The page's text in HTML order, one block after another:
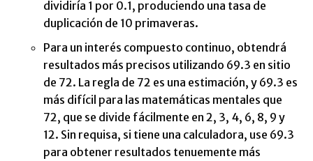
dividiría 1 por 0.1, produciendo una tasa de
duplicación de 10 primaveras.
Para un interés compuesto continuo, obtendrá
resultados más precisos utilizando 69.3 en sitio
de 72. La regla de 72 es una estimación, y 69.3 es
más difícil para las matemáticas mentales que
72, que se divide fácilmente en 2, 3, 4, 6, 8, 9 y
12. Sin requisa, si tiene una calculadora, use 69.3
para obtener resultados tenuemente más